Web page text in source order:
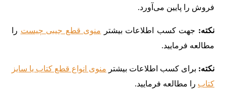
فروش را پایین می‌آورد.
نکته: جهت کسب اطلاعات بیشتر منوی قطع جیبی چیست را
مطالعه فرمایید.
نکته: برای کسب اطلاعات بیشتر منوی انواع قطع کتاب یا سایز
کتاب را مطالعه فرمایید.